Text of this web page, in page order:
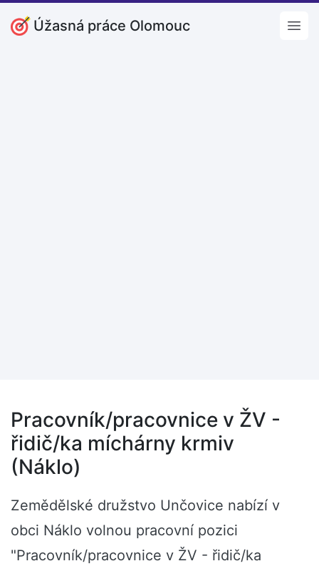
Úžasná práce Olomouc
Pracovník/pracovnice v ŽV -
řidič/ka míchárny krmiv
(Náklo)
Zemědělské družstvo Unčovice nabízí v
obci Náklo volnou pracovní pozici
"Pracovník/pracovnice v ŽV - řidič/ka